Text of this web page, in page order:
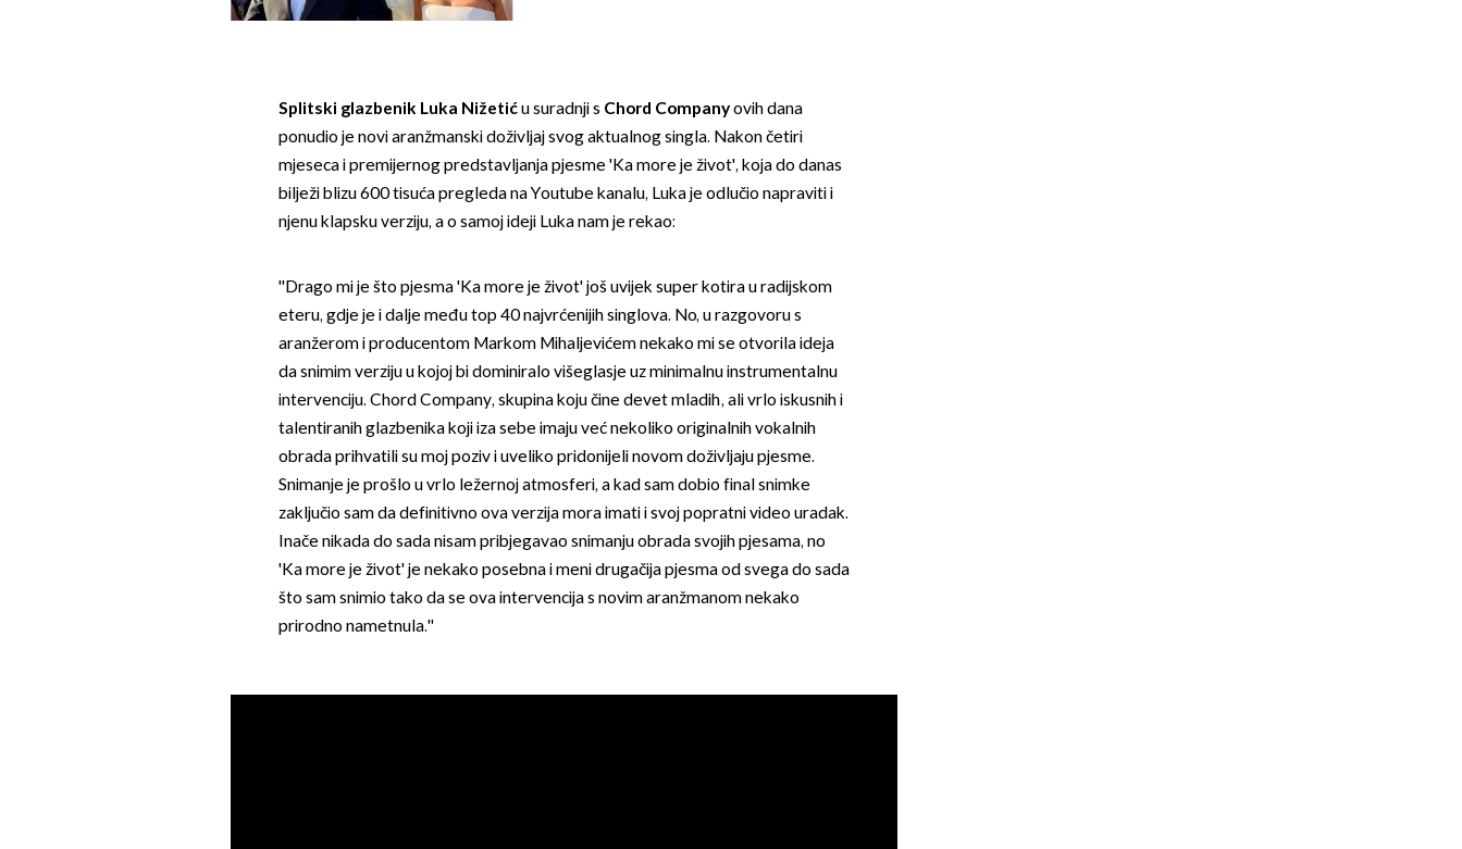
Splitski glazbenik Luka Nižetiću suradnji s Chord Companyovih dana
ponudio je novi aranžmanski doživljaj svog aktualnog singla. Nakon četiri
mjeseca i premijernog predstavljanja pjesme 'Ka more je život', koja do danas
bilježi blizu 600 tisuća pregleda na Youtube kanalu, Luka je odlučio napraviti i
njenu klapsku verziju, a o samoj ideji Luka nam je rekao:
''Drago mi je što pjesma 'Ka more je život' još uvijek super kotira u radijskom
eteru, gdje je i dalje među top 40 najvrćenijih singlova. No, u razgovoru s
aranžerom i producentom Markom Mihaljevićem nekako mi se otvorila ideja
da snimim verziju u kojoj bi dominiralo višeglasje uz minimalnu instrumentalnu
intervenciju. Chord Company, skupina koju čine devet mladih, ali vrlo iskusnih i
talentiranih glazbenika koji iza sebe imaju već nekoliko originalnih vokalnih
obrada prihvatili su moj poziv i uveliko pridonijeli novom doživljaju pjesme.
Snimanje je prošlo u vrlo ležernoj atmosferi, a kad sam dobio final snimke
zaključio sam da definitivno ova verzija mora imati i svoj popratni video uradak.
Inače nikada do sada nisam pribjegavao snimanju obrada svojih pjesama, no
'Ka more je život' je nekako posebna i meni drugačija pjesma od svega do sada
što sam snimio tako da se ova intervencija s novim aranžmanom nekako
prirodno nametnula.''